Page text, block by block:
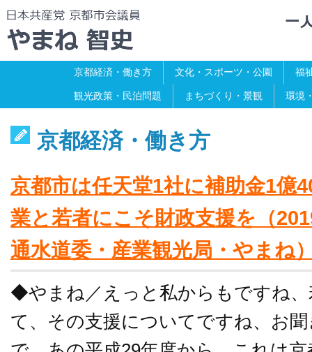
京都経済・働き方 文化・スポーツ・公園 福
観光政策・民泊問題 まちづくり・景観 環境
京都経済・働き方
京都市は任天堂1社に補助金1億
業と若者にこそ財政支援を（
通水道委・産業観光局・やまね
◆やまね／えっと私からもですね
て、その支援についてですね、お